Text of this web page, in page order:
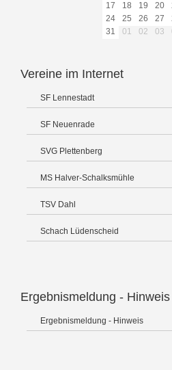
17
18 19 20
24
25 26 27
31
01 02 03
Vereine im Internet
SF Lennestadt
SF Neuenrade
SVG Plettenberg
MS Halver-Schalksmühle
TSV Dahl
Schach Lüdenscheid
Ergebnismeldung - Hinweis
Ergebnismeldung - Hinweis